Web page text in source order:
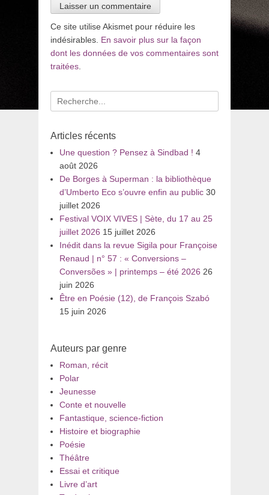
Ce site utilise Akismet pour réduire les
indésirables. En savoir plus sur la façon
dont les données de vos commentaires sont
traitées
Recherche
pour
Articles récents
Une question ? Pensez à Sindbad ! 4
août 2026
De Borges à Superman : la bibliothèque
d’Umberto Eco s’ouvre enfin au public 30
juillet 2026
Festival VOIX VIVES | Sète, du 17 au 25
juillet 2026 15 juillet 2026
Inédit dans la revue Sigila pour Françoise
Renaud | n° 57 : « Conversions –
Conversões » | printemps – été 2026 26
juin 2026
Être en Poésie (12), de François Szabó
15 juin 2026
Auteurs par genre
Roman, récit
Polar
Jeunesse
Conte et nouvelle
Fantastique, science-fiction
Histoire et biographie
Poésie
Théâtre
Essai et critique
Livre d’art